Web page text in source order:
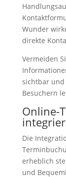
Wunder
direkte
Vermeiden
sichtbar und
Besuchern
Online-
Die
erheblich
und